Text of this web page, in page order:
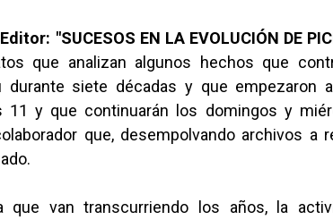
"SUCESOS EN LA EVOLUCIÓN DE
que analizan algunos hechos que
durante siete décadas y que empezaron
11 y que continuarán los domingos y
que, desempolvando archivos a
que van transcurriendo los años, la